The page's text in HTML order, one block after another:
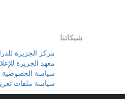
شبكاتنا
مركز الجزيرة
معهد الجزيرة
سياسة الخصوصية
سياسة ملفات